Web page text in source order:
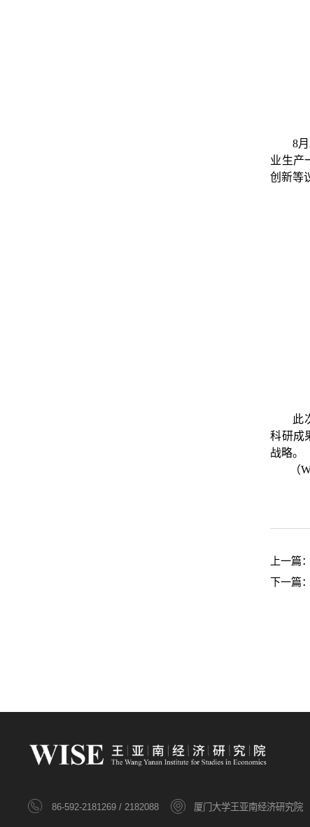
8
业生产
创新等
此
科研成
战略。
（
上一篇
下一篇
86-592-2181269 / 2182088 厦门大学王亚南经济研究院